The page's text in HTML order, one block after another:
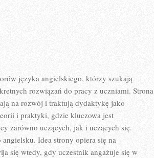
języka angielskiego, którzy szukają
rozwiązań do pracy z uczniami. Strona
na rozwój i traktują dydaktykę jako
i praktyki, gdzie kluczowa jest
zarówno uczących, jak i uczących się.
Idea strony opiera się na
się wtedy, gdy uczestnik angażuje się w